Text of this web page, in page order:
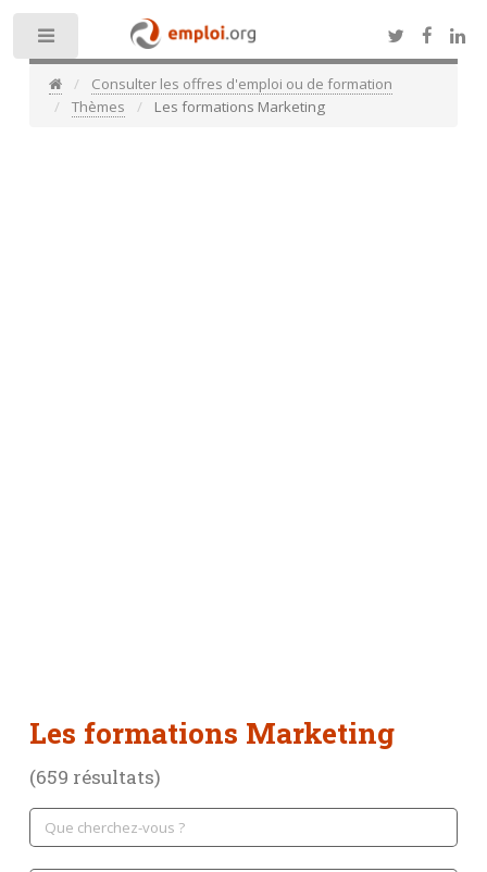
Consulter les offres d'emploi ou de formation
Thèmes
Les formations Marketing
Les formations Marketing
(659 résultats)
Toggle